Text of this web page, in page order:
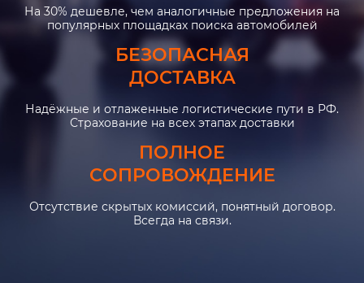
На 30% дешевле, чем аналогичные предложения на
популярных площадках поиска автомобилей
БЕЗОПАСНАЯ
ДОСТАВКА
Надёжные и отлаженные логистические пути в РФ.
Страхование на всех этапах доставки
ПОЛНОЕ
СОПРОВОЖДЕНИЕ
Отсутствие скрытых комиссий, понятный договор.
Всегда на связи.